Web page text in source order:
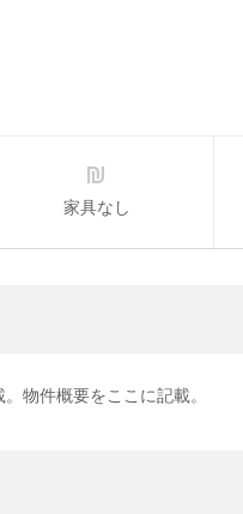
家具なし
物件概要をここに記載。